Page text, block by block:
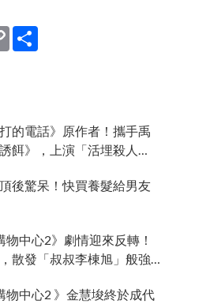
Copy
Link
的電話》原作者！攜手禹
餌》，上演「活埋殺人
後驚呆！快買養髮給男友
中心2》劇情迎來反轉！
散發「叔叔李棟旭」般強
物中心2 》金慧埈終於成代